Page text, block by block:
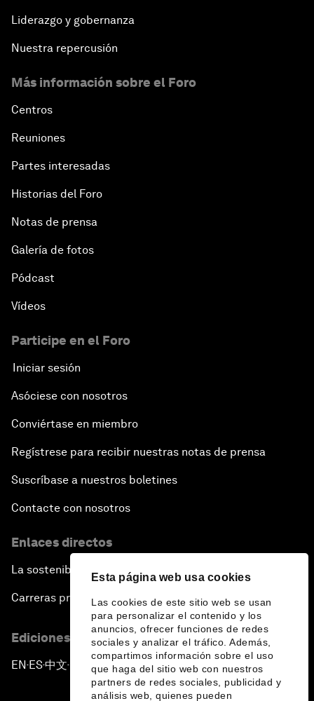
Esta página web usa cookies
Las cookies de este sitio web se usan
para personalizar el contenido y los
anuncios, ofrecer funciones de redes
sociales y analizar el tráfico. Además,
compartimos información sobre el uso
que haga del sitio web con nuestros
partners de redes sociales, publicidad y
análisis web, quienes pueden
Liderazgo y gobernanza
Nuestra repercusión
Más información sobre el Foro
Centros
Reuniones
Partes interesadas
Historias del Foro
Notas de prensa
Galería de fotos
Pódcast
Vídeos
Participe en el Foro
Iniciar sesión
Asóciese con nosotros
Conviértase en miembro
Regístrese para recibir nuestras notas de prensa
Suscríbase a nuestros boletines
Contacte con nosotros
Enlaces directos
La sostenibilidad en el Foro
Carreras profesionales
Ediciones en otros idiomas
EN ▪ES▪中文▪ 日本語